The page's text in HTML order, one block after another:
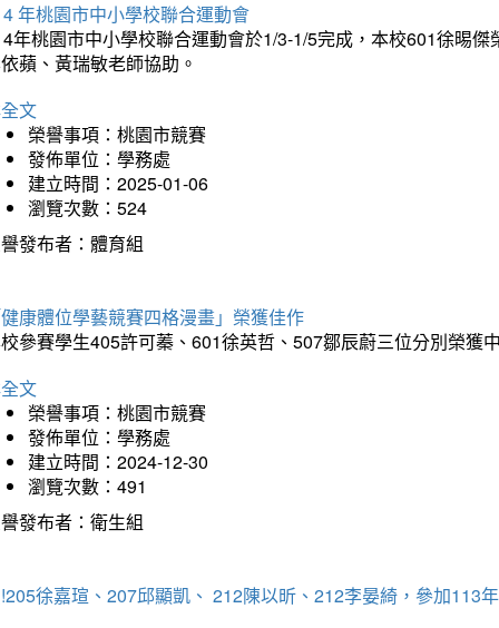
年桃園市中小學校聯合運動會
年桃園市中小學校聯合運動會於1/3-1/5完成，本校601徐晹
蘋、黃瑞敏老師協助。
文
榮譽事項：桃園市競賽
發佈單位：學務處
建立時間：2025-01-06
瀏覽次數：524
發布者：體育組
康體位學藝競賽四格漫畫」榮獲佳作
參賽學生405許可蓁、601徐英哲、507鄒辰蔚三位分別榮獲
文
榮譽事項：桃園市競賽
發佈單位：學務處
建立時間：2024-12-30
瀏覽次數：491
發布者：衛生組
徐嘉瑄、207邱顯凱、 212陳以昕、212李晏綺，參加113